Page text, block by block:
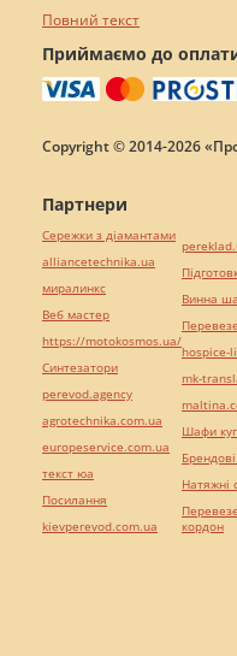
Повний текст
Приймаємо до
Copyright © 2014-2026
Партнери
Сережки з діамантами
alliancetechnika.ua
миралинкс
Веб мастер
https://motokosmos.ua/
Синтезатори
perevod.agency
agrotechnika.com.ua
europeservice.com.ua
текст юа
Посилання
kievperevod.com.ua
Винна
hospice-
mk-
Шафи
Натяжні
кордон